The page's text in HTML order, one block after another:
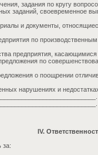
задания по кругу
заданий, своевременное
и документы,
по
предприятия,
по
о поощрении
нарушениях и
IV.
за: